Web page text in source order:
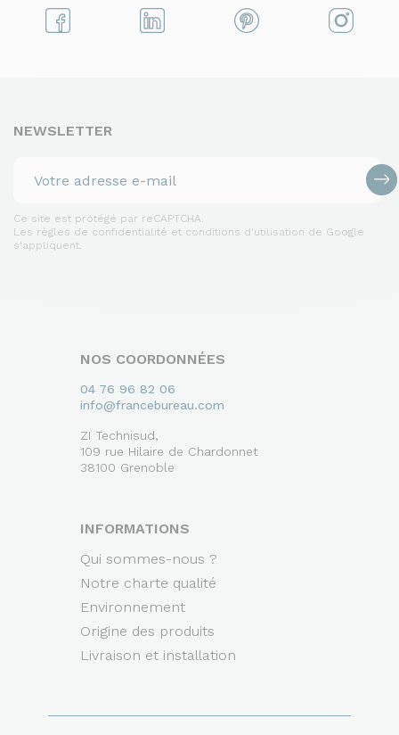
NEWSLETTER
Ce site est protégé par reCAPTCHA.
Les règles de confidentialité et conditions d'utilisation de Google
s'appliquent.
NOS COORDONNÉES
04 76 96 82 06
info@francebureau.com
ZI Technisud,
109 rue Hilaire de Chardonnet
38100 Grenoble
INFORMATIONS
Qui sommes-nous ?
Notre charte qualité
Environnement
Origine des produits
Livraison et installation